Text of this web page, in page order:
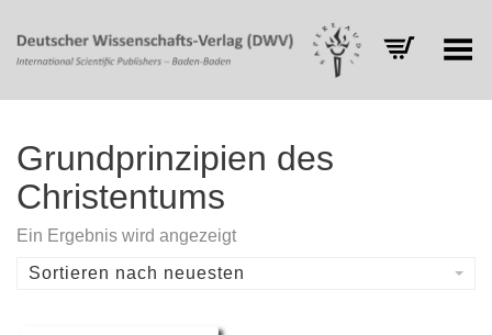
Toggle Menu
Grundprinzipien des
Christentums
Ein Ergebnis wird angezeigt
Sortieren nach neuesten